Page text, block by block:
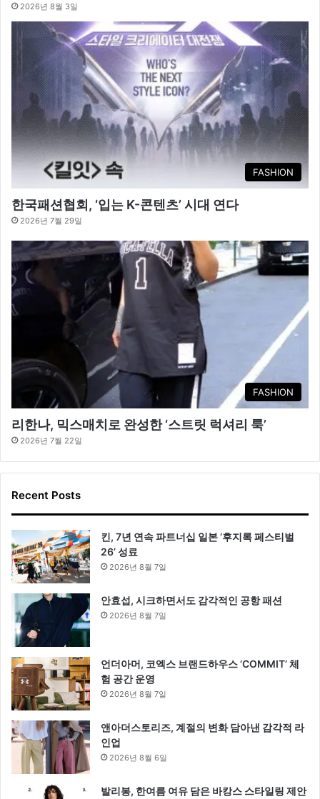
2026년 8월 3일
FASHION
한국패션협회, ‘입는 K-콘텐츠’ 시대 연다
2026년 7월 29일
FASHION
리한나, 믹스매치로 완성한 ‘스트릿 럭셔리 룩’
2026년 7월 22일
Recent Posts
킨, 7년 연속 파트너십 일본 ‘후지록 페스티벌
26’ 성료
2026년 8월 7일
안효섭, 시크하면서도 감각적인 공항 패션
2026년 8월 7일
언더아머, 코엑스 브랜드하우스 ‘COMMIT’ 체
험 공간 운영
2026년 8월 7일
앤아더스토리즈, 계절의 변화 담아낸 감각적 라
인업
2026년 8월 6일
발리봉, 한여름 여유 담은 바캉스 스타일링 제안